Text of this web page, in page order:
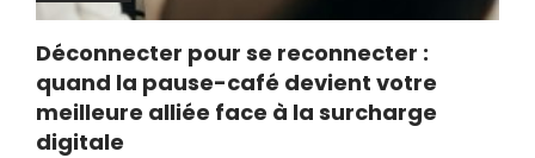
Déconnecter pour se reconnecter :
quand la pause-café devient votre
meilleure alliée face à la surcharge
digitale